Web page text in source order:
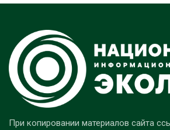
При копировании материалов сайта